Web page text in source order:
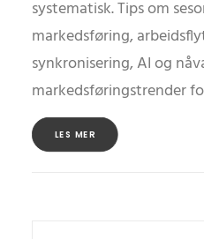
systematisk. Tips om
markedsføring,
synkronisering, AI og
markedsføringstrender
LES MER